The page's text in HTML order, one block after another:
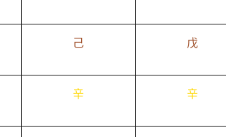
己 戊
辛 辛